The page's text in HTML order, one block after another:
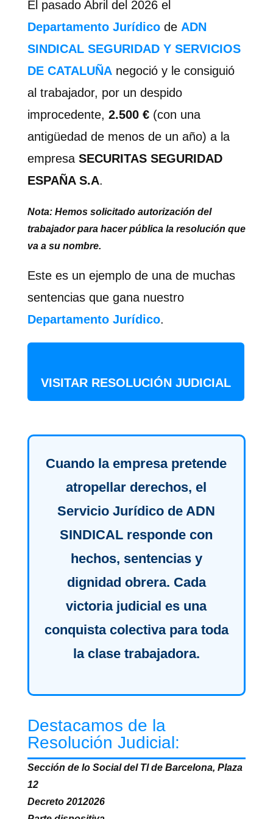
El pasado Abril del 2026 el
Departamento Jurídicode ADN
SINDICAL SEGURIDAD Y SERVICIOS
DE CATALUÑAnegoció y le consiguió
al trabajador, por un despido
improcedente, 2.500 €(con una
antigüedad de menos de un año) a la
empresa SECURITAS SEGURIDAD
ESPAÑA S.A.
Nota: Hemos solicitado autorización del
trabajador para hacer pública la resolución que
va a su nombre.
Este es un ejemplo de una de muchas
sentencias que gana nuestro
Departamento Jurídico.
VISITAR RESOLUCIÓN JUDICIAL
Cuando la empresa pretende
atropellar derechos, el
Servicio Jurídico de ADN
SINDICAL responde con
hechos, sentencias y
dignidad obrera. Cada
victoria judicial es una
conquista colectiva para toda
la clase trabajadora.
Destacamos de la
Resolución Judicial:
Sección de lo Social del Tl de Barcelona, Plaza
12
Decreto 2012026